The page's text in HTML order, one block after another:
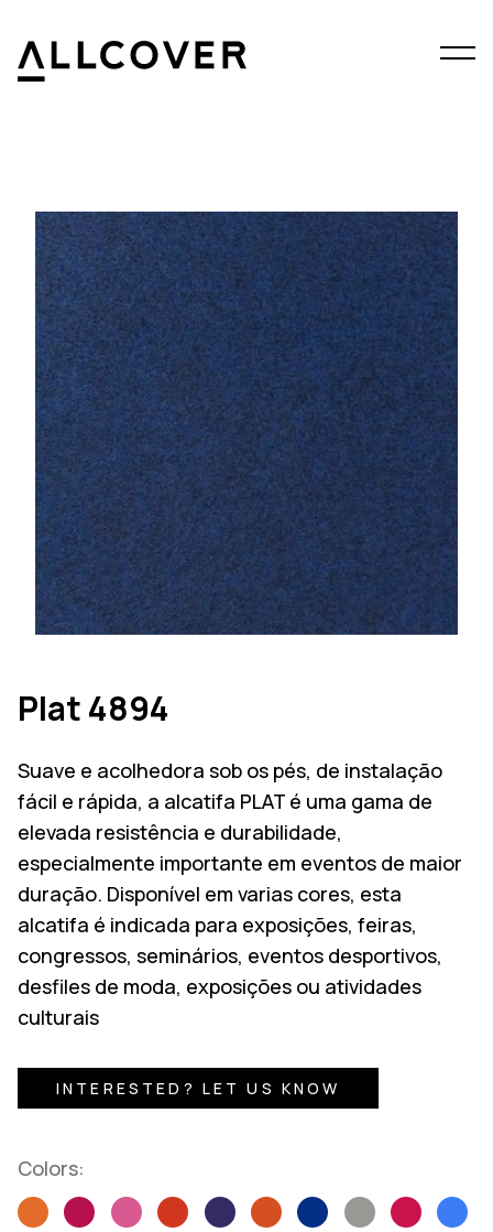
Menu
Plat 4894
Suave e acolhedora sob os pés, de instalação
fácil e rápida, a alcatifa PLAT é uma gama de
elevada resistência e durabilidade,
especialmente importante em eventos de maior
duração. Disponível em varias cores, esta
alcatifa é indicada para exposições, feiras,
congressos, seminários, eventos desportivos,
desfiles de moda, exposições ou atividades
culturais
INTERESTED? LET US KNOW
Colors: